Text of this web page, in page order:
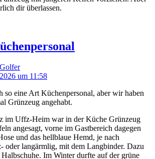
dir überlassen.
um 11:58
so eine Art Küchenpersonal, aber wir haben
Grünzeug angehabt.
im Uffz-Heim war in der Küche Grünzeug
angesagt, vorne im Gastbereich dagegen
und das hellblaue Hemd, je nach
oder langärmlig, mit dem Langbinder. Dazu
Im Winter durfte auf der grüne